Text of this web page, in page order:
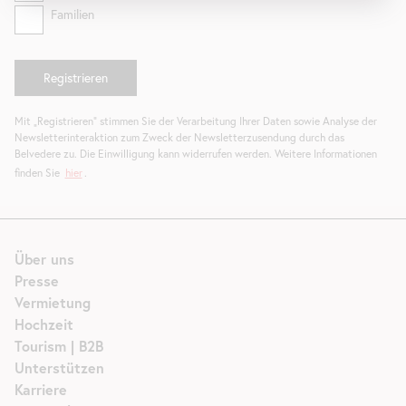
Über uns
Presse
Vermietung
Hochzeit
Tourism | B2B
Unterstützen
Karriere
Familien
Mit „Registrieren“ stimmen Sie der Verarbeitung Ihrer Daten sowie Analyse der
Newsletterinteraktion zum Zweck der Newsletterzusendung durch das
Belvedere zu. Die Einwilligung kann widerrufen werden. Weitere Informationen
finden Sie hier .